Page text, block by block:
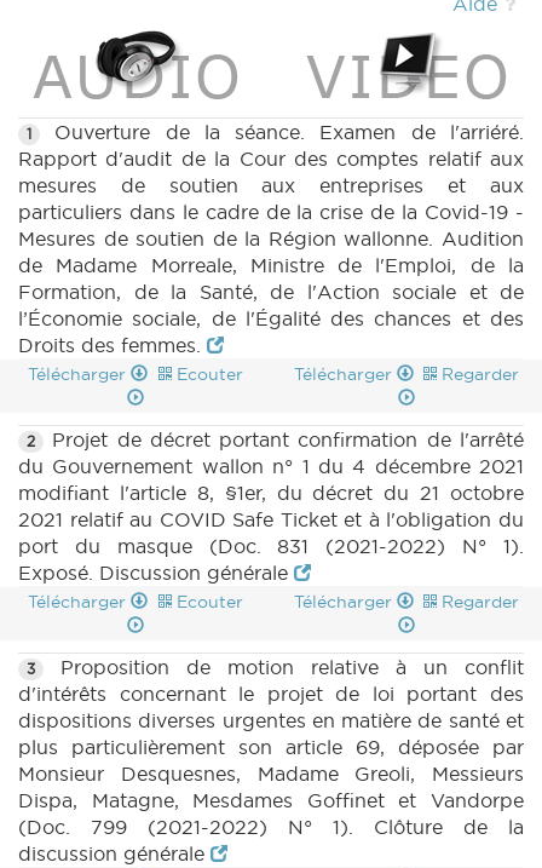
(2021-2022) (PDF)
1
Ouverture de la séance. Examen de l'arriéré.
Rapport d'audit de la Cour des comptes relatif aux
mesures de soutien aux entreprises et aux
particuliers dans le cadre de la crise de la Covid-19 -
Mesures de soutien de la Région wallonne. Audition
de Madame Morreale, Ministre de l'Emploi, de la
Formation, de la Santé, de l'Action sociale et de
l’Économie sociale, de l'Égalité des chances et des
Droits des femmes.
Télécharger Ecouter Télécharger Regarder
2
Projet de décret portant confirmation de l'arrêté
du Gouvernement wallon n° 1 du 4 décembre 2021
modifiant l'article 8, §1er, du décret du 21 octobre
2021 relatif au COVID Safe Ticket et à l'obligation du
port du masque (Doc. 831 (2021-2022) N° 1).
Exposé. Discussion générale
Télécharger Ecouter Télécharger Regarder
3
Proposition de motion relative à un conflit
d'intérêts concernant le projet de loi portant des
dispositions diverses urgentes en matière de santé et
plus particulièrement son article 69, déposée par
Monsieur Desquesnes, Madame Greoli, Messieurs
Dispa, Matagne, Mesdames Goffinet et Vandorpe
(Doc. 799 (2021-2022) N° 1). Clôture de la
discussion générale